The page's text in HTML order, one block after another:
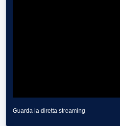
Guarda la diretta streaming